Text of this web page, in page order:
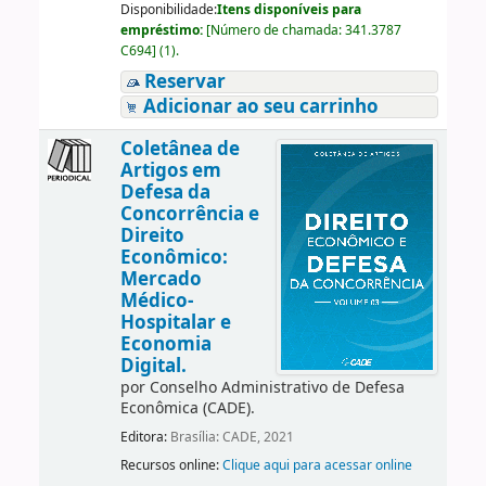
Disponibilidade:Itens disponíveis para
empréstimo: [Número de chamada:341.3787
C694] (1).
Reservar
Adicionar ao seu carrinho
Coletânea de
Artigos em
Defesa da
Concorrência e
Direito
Econômico:
Mercado
Médico-
Hospitalar e
Economia
Digital.
por Conselho Administrativo de Defesa
Econômica (CADE).
Editora: Brasília: CADE, 2021
Recursos online:Clique aqui para acessar online